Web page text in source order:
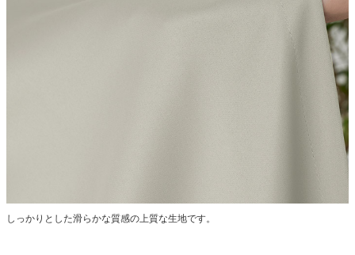
しっかりとした滑らかな質感の上質な生地です。